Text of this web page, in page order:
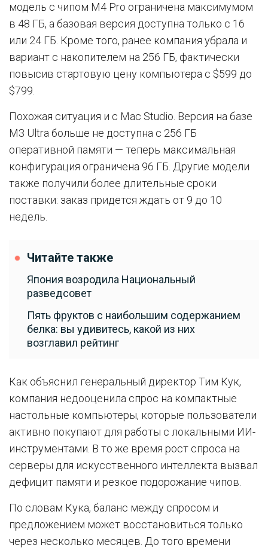
модель с чипом M4 Pro ограничена максимумом
в 48 ГБ, а базовая версия доступна только с 16
или 24 ГБ. Кроме того, ранее компания убрала и
вариант с накопителем на 256 ГБ, фактически
повысив стартовую цену компьютера с $599 до
$799.
Похожая ситуация и с Mac Studio. Версия на базе
M3 Ultra больше не доступна с 256 ГБ
оперативной памяти — теперь максимальная
конфигурация ограничена 96 ГБ. Другие модели
также получили более длительные сроки
поставки: заказ придется ждать от 9 до 10
недель.
Читайте также
Япония возродила Национальный
разведсовет
Пять фруктов с наибольшим содержанием
белка: вы удивитесь, какой из них
возглавил рейтинг
Как объяснил генеральный директор Тим Кук,
компания недооценила спрос на компактные
настольные компьютеры, которые пользователи
активно покупают для работы с локальными ИИ-
инструментами. В то же время рост спроса на
серверы для искусственного интеллекта вызвал
дефицит памяти и резкое подорожание чипов.
По словам Кука, баланс между спросом и
предложением может восстановиться только
через несколько месяцев. До того времени